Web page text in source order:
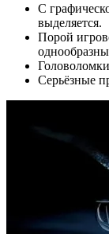
С
выделяется.
Порой
Серьёзные